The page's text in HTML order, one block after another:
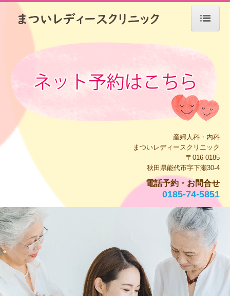
院長紹介
初診の方へ
施設・設備のご案内
診療案内
産科のご案内
婦人科のご案内
不妊治療
施設基準
産婦人科・内科
まついレディースクリニック
〒016-0185
秋田県能代市字下瀬30-4
電話予約・お問合せ
0185-74-5851